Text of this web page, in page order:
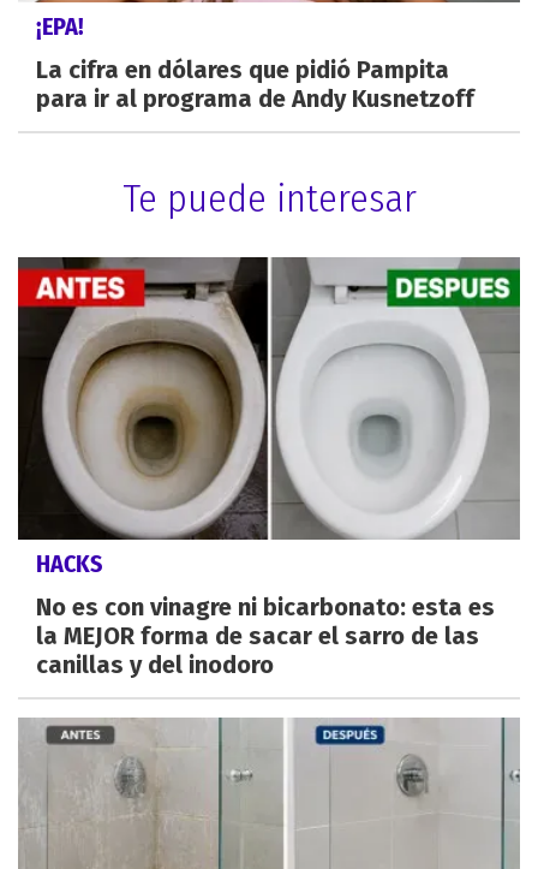
¡EPA!
La cifra en dólares que pidió Pampita
para ir al programa de Andy Kusnetzoff
Te puede interesar
HACKS
No es con vinagre ni bicarbonato: esta es
la MEJOR forma de sacar el sarro de las
canillas y del inodoro